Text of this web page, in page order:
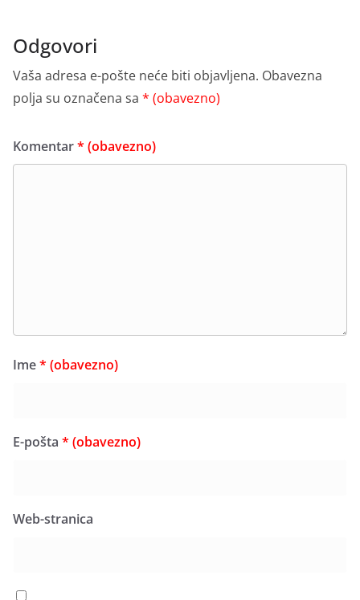
Odgovori
Vaša adresa e-pošte neće biti objavljena. Obavezna
polja su označena sa * (obavezno)
Komentar* (obavezno)
Ime* (obavezno)
E-pošta * (obavezno)
Web-stranica